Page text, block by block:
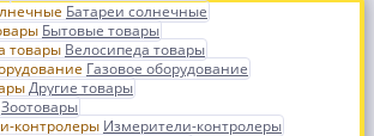
Батареи солнечные
Бытовые товары
Велосипеда товары
Газовое оборудование
Другие товары
Зоотовары
Измерители-контролеры